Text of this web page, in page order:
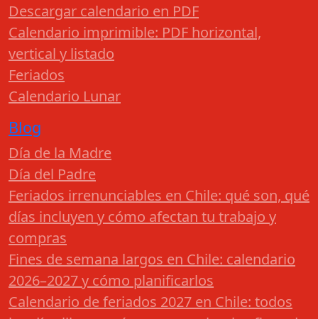
Descargar calendario en PDF
Calendario imprimible: PDF horizontal,
vertical y listado
Feriados
Calendario Lunar
Blog
Día de la Madre
Día del Padre
Feriados irrenunciables en Chile: qué son, qué
días incluyen y cómo afectan tu trabajo y
compras
Fines de semana largos en Chile: calendario
2026–2027 y cómo planificarlos
Calendario de feriados 2027 en Chile: todos